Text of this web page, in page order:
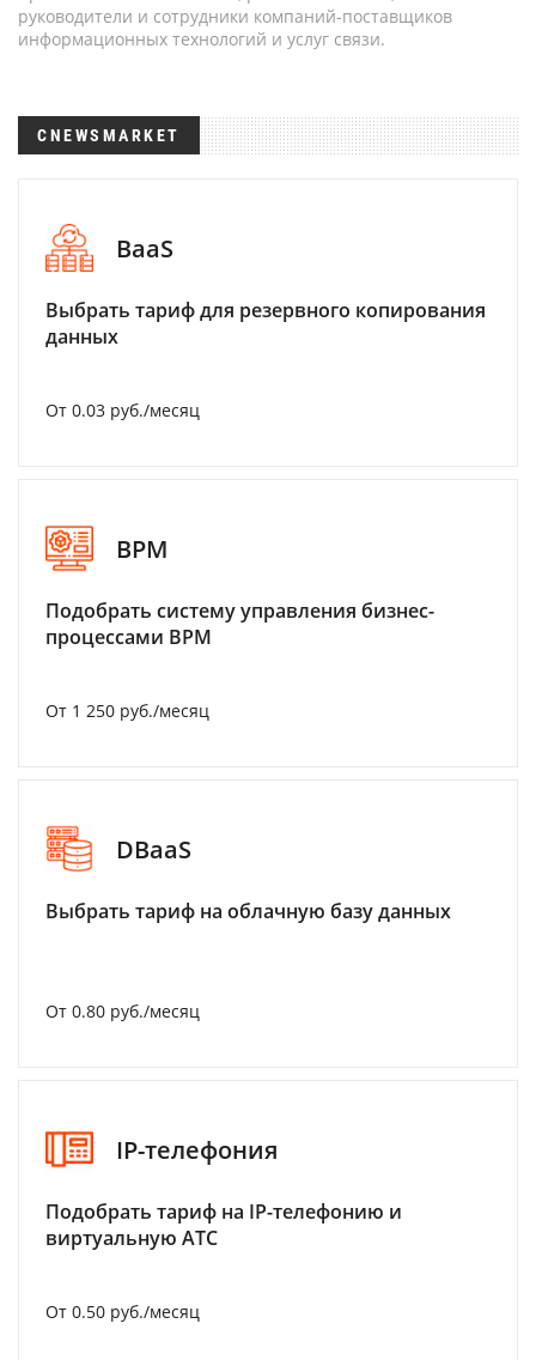
руководители и сотрудники компаний-поставщиков
информационных технологий и услуг связи.
CNEWSMARKET
BaaS
Выбрать тариф для резервного копирования
данных
От 0.03 руб./месяц
BPM
Подобрать систему управления бизнес-
процессами BPM
От 1 250 руб./месяц
DBaaS
Выбрать тариф на облачную базу данных
От 0.80 руб./месяц
IP-телефония
Подобрать тариф на IP-телефонию и
виртуальную АТС
От 0.50 руб./месяц